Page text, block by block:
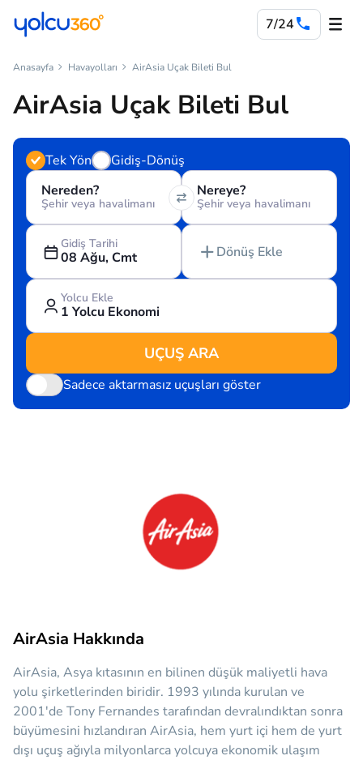
7/24
Anasayfa Havayolları AirAsia Uçak Bileti Bul
AirAsia Uçak Bileti Bul
Tek Yön
Gidiş-Dönüş
Nereden?
Şehir veya havalimanı
Nereye?
Şehir veya havalimanı
Gidiş Tarihi
08 Ağu, Cmt Dönüş Ekle
Yolcu Ekle
1 Yolcu Ekonomi
UÇUŞ ARA
Sadece aktarmasız uçuşları göster
AirAsia Hakkında
AirAsia, Asya kıtasının en bilinen düşük maliyetli hava
yolu şirketlerinden biridir. 1993 yılında kurulan ve
2001'de Tony Fernandes tarafından devralındıktan sonra
büyümesini hızlandıran AirAsia, hem yurt içi hem de yurt
dışı uçuş ağıyla milyonlarca yolcuya ekonomik ulaşım